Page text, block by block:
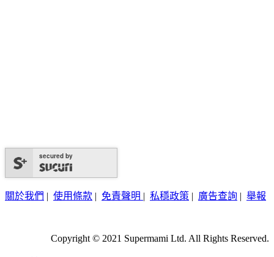
secured by
關於我們 | 使用條款 | 免責聲明 | 私穩政策 | 廣告查詢 | 舉報
Copyright © 2021 Supermami Ltd. All Rights Reserved.